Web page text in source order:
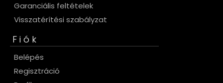
Garanciális feltételek
Visszatérítési szabályzat
Fiók
Belépés
Regisztráció